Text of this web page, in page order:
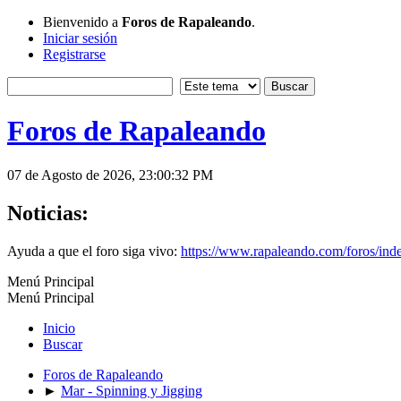
Bienvenido a Foros de Rapaleando.
Iniciar sesión
Registrarse
Foros de Rapaleando
07 de Agosto de 2026, 23:00:32 PM
Noticias:
Ayuda a que el foro siga vivo: https://www.rapaleando.com/foros/
Menú Principal
Menú Principal
Inicio
Buscar
Foros de Rapaleando
► Mar - Spinning y Jigging